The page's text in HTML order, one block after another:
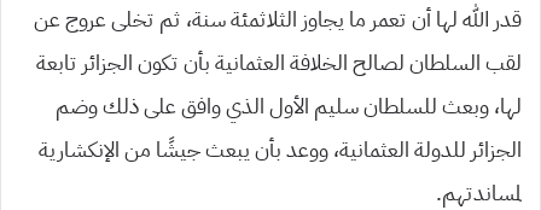
قدر الله لها أن تعمر ما يجاوز الثلاثمئة سنة، ثم تخلى عروج عن
لقب السلطان لصالح الخلافة العثمانية بأن تكون الجزائر تابعة
لها، وبعث للسلطان سليم الأول الذي وافق على ذلك وضم
الجزائر للدولة العثمانية، ووعد بأن يبعث جيشًا من الإنكشارية
لمساندتهم.